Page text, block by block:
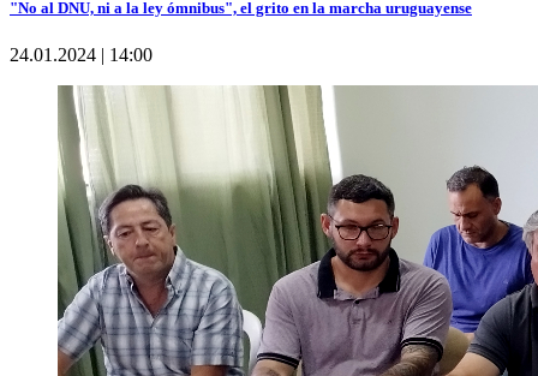
"No al DNU, ni a la ley ómnibus", el grito en la marcha uruguayense
24.01.2024 | 14:00